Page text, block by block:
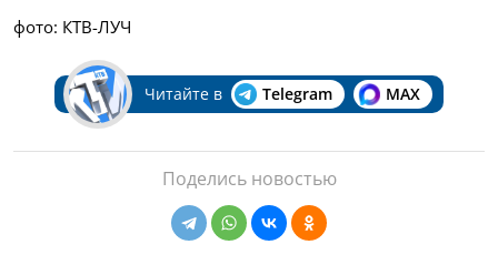
фото: КТВ-ЛУЧ
Читайте в Telegram MAX
Поделись новостью